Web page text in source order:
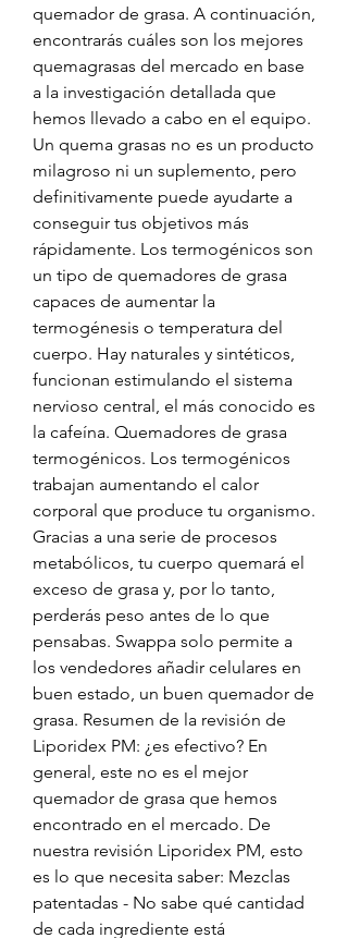
quemador de grasa. A continuación,
encontrarás cuáles son los mejores
quemagrasas del mercado en base
a la investigación detallada que
hemos llevado a cabo en el equipo.
Un quema grasas no es un producto
milagroso ni un suplemento, pero
definitivamente puede ayudarte a
conseguir tus objetivos más
rápidamente. Los termogénicos son
un tipo de quemadores de grasa
capaces de aumentar la
termogénesis o temperatura del
cuerpo. Hay naturales y sintéticos,
funcionan estimulando el sistema
nervioso central, el más conocido es
la cafeína. Quemadores de grasa
termogénicos. Los termogénicos
trabajan aumentando el calor
corporal que produce tu organismo.
Gracias a una serie de procesos
metabólicos, tu cuerpo quemará el
exceso de grasa y, por lo tanto,
perderás peso antes de lo que
pensabas. Swappa solo permite a
los vendedores añadir celulares en
buen estado, un buen quemador de
grasa. Resumen de la revisión de
Liporidex PM: ¿es efectivo? En
general, este no es el mejor
quemador de grasa que hemos
encontrado en el mercado. De
nuestra revisión Liporidex PM, esto
es lo que necesita saber: Mezclas
patentadas - No sabe qué cantidad
de cada ingrediente está